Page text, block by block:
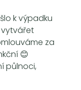
k výpadku
za
😊
půlnoci,